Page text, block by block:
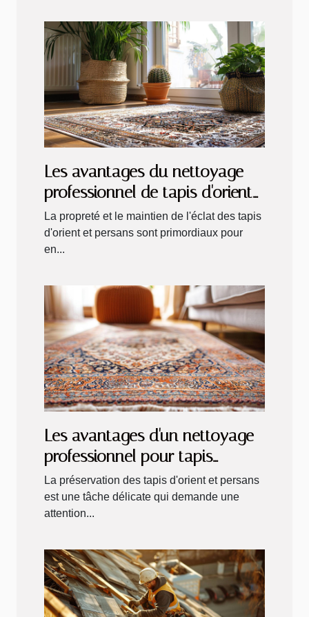
Les avantages du nettoyage
professionnel de tapis d'orient
et persan
La propreté et le maintien de l'éclat des tapis
d'orient et persans sont primordiaux pour
en...
Les avantages d'un nettoyage
professionnel pour tapis
d'orient et persans
La préservation des tapis d'orient et persans
est une tâche délicate qui demande une
attention...